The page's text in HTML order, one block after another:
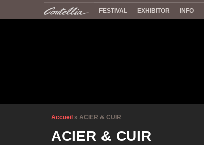
FESTIVAL EXHIBITOR INFO
Accueil » ACIER & CUIR
ACIER & CUIR